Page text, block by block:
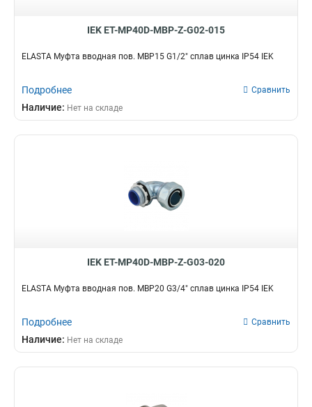
IEK ET-MP40D-MBP-Z-G02-015
ELASTA Муфта вводная пов. MBP15 G1/2" сплав цинка IP54 IEK
Подробнее Сравнить
Наличие: Нет на складе
IEK ET-MP40D-MBP-Z-G03-020
ELASTA Муфта вводная пов. MBP20 G3/4" сплав цинка IP54 IEK
Подробнее Сравнить
Наличие: Нет на складе